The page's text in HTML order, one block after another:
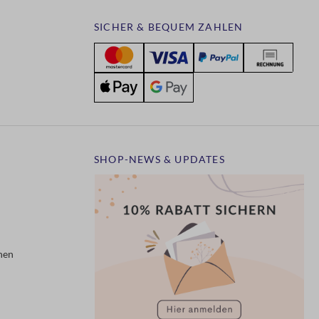
SICHER & BEQUEM ZAHLEN
SHOP-NEWS & UPDATES